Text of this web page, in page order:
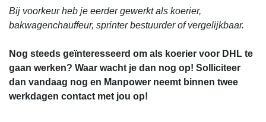
Bij voorkeur heb je eerder gewerkt als koerier,
bakwagenchauffeur, sprinter bestuurder of vergelijkbaar.
Nog steeds geïnteresseerd om als koerier voor DHL te
gaan werken? Waar wacht je dan nog op! Solliciteer
dan vandaag nog en Manpower neemt binnen twee
werkdagen contact met jou op!